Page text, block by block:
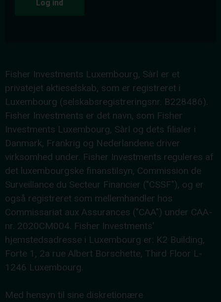
Log ind
Fisher Investments Luxembourg, Sàrl er et
privatejet aktieselskab, som er registreret i
Luxembourg (selskabsregistreringsnr. B228486).
Fisher Investments er det navn, som Fisher
Investments Luxembourg, Sàrl og dets filialer i
Danmark, Frankrig og Nederlandene driver
virksomhed under. Fisher Investments reguleres af
det luxembourgske finanstilsyn, Commission de
Surveillance du Secteur Financier ("CSSF"), og er
også registreret som mellemhandler hos
Commissariat aux Assurances ("CAA") under CAA-
nr. 2020CM004. Fisher Investments'
hjemstedsadresse i Luxembourg er: K2 Building,
Forte 1, 2a rue Albert Borschette, Third Floor L-
1246 Luxembourg.
Med hensyn til sine diskretionære